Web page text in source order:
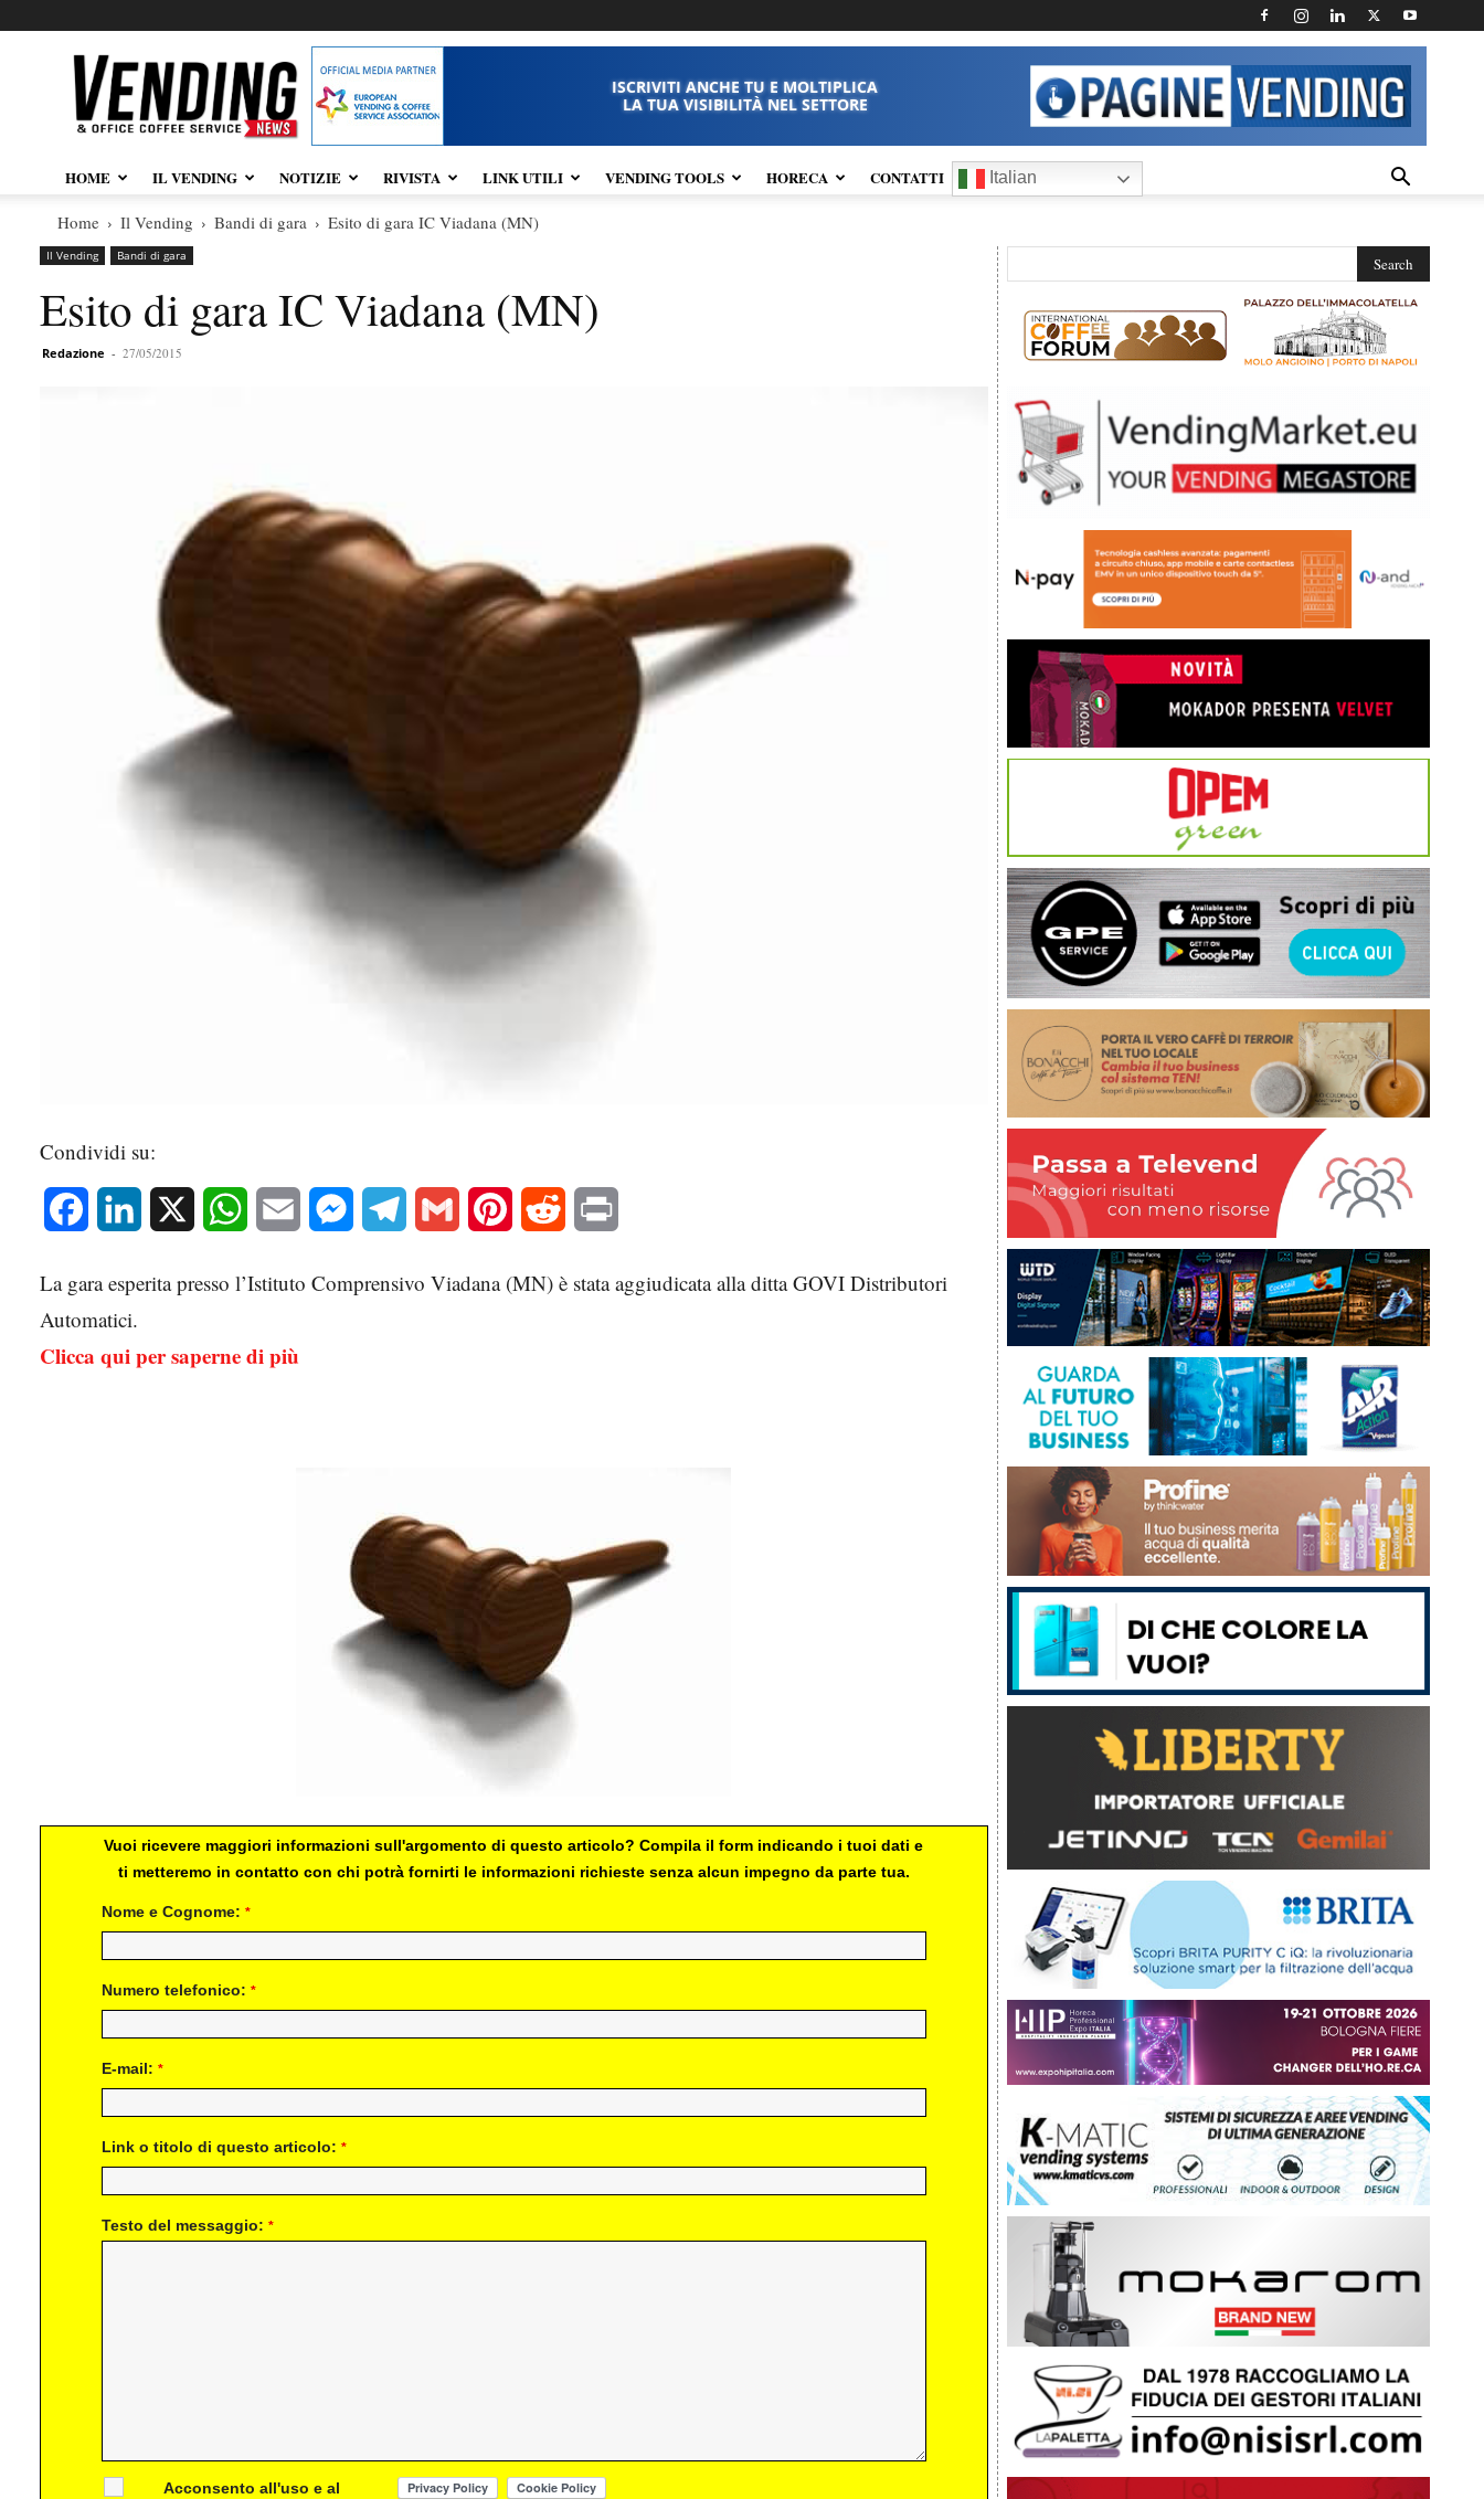
Vendingnews.it
ISCRIVITI ANCHE TU E MOLTIPLICA
LA TUA VISIBILITÀ NEL SETTORE
HOME IL VENDING NOTIZIE RIVISTA LINK UTILI VENDING TOOLS HORECA CONTATTI Italian
Home Il Vending Bandi di gara Esito di gara IC Viadana (MN)
Il Vending Bandi di gara
Esito di gara IC Viadana (MN)
Redazione - 27/05/2015
Condividi su:
Facebook LinkedIn WhatsAppEmail MessengerTelegram Gmail Pinterest Reddit
La gara esperita presso l’Istituto Comprensivo Viadana (MN) è stata aggiudicata alla ditta GOVI Distributori
Automatici.
Clicca qui per saperne di più
Vuoi ricevere maggiori informazioni sull'argomento di questo articolo? Compila il form indicando i tuoi dati e
ti metteremo in contatto con chi potrà fornirti le informazioni richieste senza alcun impegno da parte tua.
Nome e Cognome: *
Numero telefonico: *
E-mail: *
Link o titolo di questo articolo: *
Testo del messaggio: *
Acconsento all'uso e al